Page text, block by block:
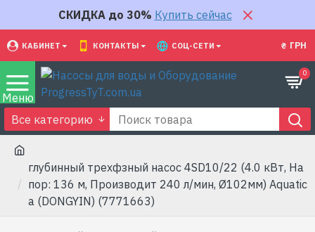
СКИДКА до 30% Купить сейчас
КАБИНЕТ КОНТАКТЫ СОЦ-СЕТИ ₴ ГРН
0
Все категорию
глубинный трехфзный насос 4SD10/22 (4.0 кВт, Hа
пор: 136 м, Производит 240 л/мин, Ø102мм) Aquatic
a (DONGYIN) (7771663)